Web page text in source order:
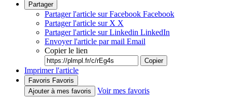
Partager
Partager l'article sur Facebook Facebook
Partager l'article sur X X
Partager l'article sur Linkedin LinkedIn
Envoyer l'article par mail Email
Copier le lien
Copier
Imprimer l'article
Favoris Favoris
Ajouter à mes favoris
Voir mes favoris